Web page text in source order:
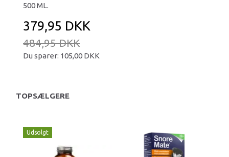
500 ML.
379,95 DKK
484,95 DKK
Du sparer: 105,00 DKK
TOPSÆLGERE
Udsolgt